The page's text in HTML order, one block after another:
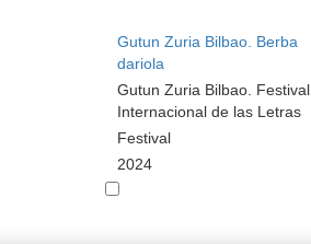
Gutun Zuria Bilbao. Berba
dariola
Gutun Zuria Bilbao. Festival
Internacional de las Letras
Festival
2024